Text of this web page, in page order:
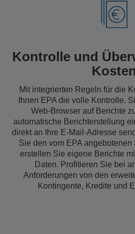
Kontrolle und
Mit integrierten Regeln für die
Ihnen EPA die volle Kontrolle.
Web-Browser auf Berichte
automatische Berichterstellung
direkt an Ihre E-Mail-Adresse
Sie den vom EPA
erstellen Sie eigene Berichte
Daten. Profitieren Sie bei
Anforderungen von den
Kontingente, Kredite und